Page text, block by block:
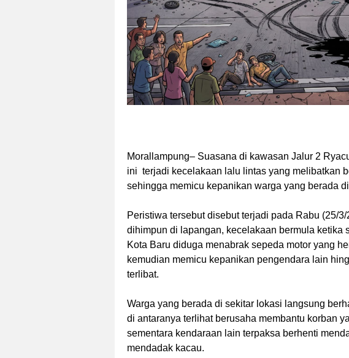
Morallampung– Suasana di kawasan Jalur 2
ini terjadi kecelakaan lalu lintas yang melibatkan
sehingga memicu kepanikan warga yang berada
Peristiwa tersebut disebut terjadi pada Rabu (25/
dihimpun di lapangan, kecelakaan bermula ketika
Kota Baru diduga menabrak sepeda motor yang
kemudian memicu kepanikan pengendara lain
terlibat.
Warga yang berada di sekitar lokasi langsung
di antaranya terlihat berusaha membantu korban
sementara kendaraan lain terpaksa berhenti
mendadak kacau.